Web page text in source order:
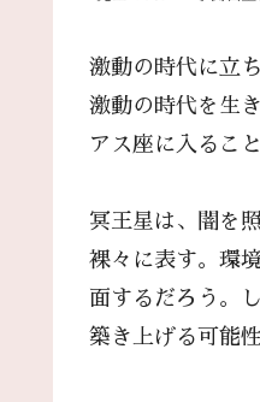
激動の時代に立
激動の時代を生
アス座に入るこ
冥王星は、闇を
裸々に表す。環
面するだろう。
築き上げる可能